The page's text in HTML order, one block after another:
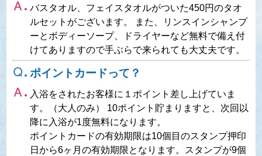
バスタオル、フェイスタオルがついた450円のタオ
ルセットがございます。 また、リンスインシャンプ
ーとボディーソープ、ドライヤーなど無料で備え付
けてありますので手ぶらで来られても大丈夫です。
ポイントカードって？
入浴をされたお客様に１ポイント差し上げていま
す。（大人のみ） 10ポイント貯まりますと、次回以
降に入浴が1度無料になります。
ポイントカードの有効期限は10個目のスタンプ押印
日から6ヶ月の有効期限となります。スタンプが9個